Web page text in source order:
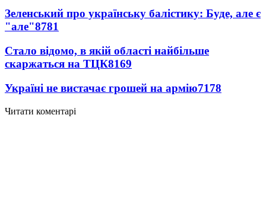
Зеленський про українську балістику: Буде, але є
"але"8781
Стало відомо, в якій області найбільше
скаржаться на ТЦК8169
Україні не вистачає грошей на армію7178
Читати коментарі